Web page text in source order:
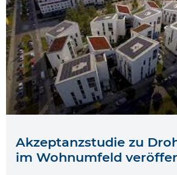
Akzeptanzstudie zu
im Wohnumfeld